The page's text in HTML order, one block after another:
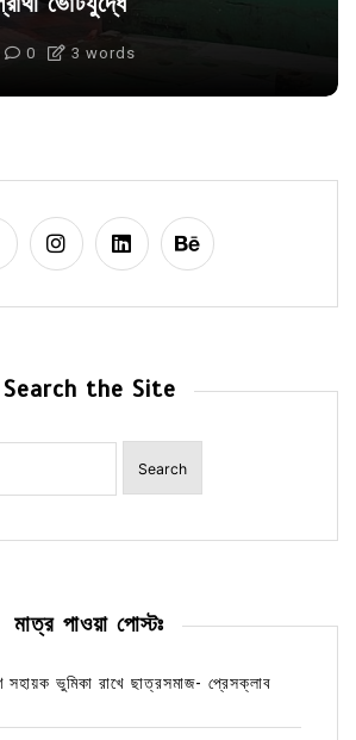
0 3 words
Search the Site
মাত্র পাওয়া পোস্টঃ
সহায়ক ভুমিকা রাখে ছাত্রসমাজ- প্রেসক্লাব